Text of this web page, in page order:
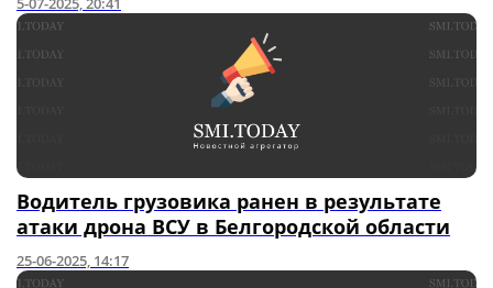
Водитель грузовика ранен в результате
атаки дрона ВСУ в Белгородской области
25-06-2025, 14:17